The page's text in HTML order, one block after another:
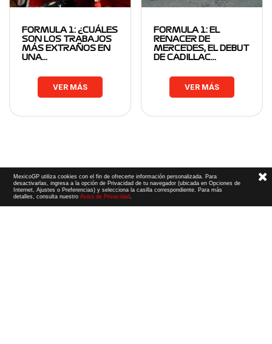
FORMULA 1: ¿CUÁLES
SON LOS TRABAJOS
MÁS EXTRAÑOS EN
UNA…
VER MÁS
FORMULA 1: EL
RENACER DE
MERCEDES, EL DEBUT
DE CADILLAC…
VER MÁS
MexicoGP utiliza cookies con el fin de ofrecerte información personalizada. Para
desactivarlas, ingresa a la opción de Privacidad de tu navegador (ubicada en Opciones de
Internet, Ajustes o Preferencias) y selecciona la casilla correspondiente. Para más
detalles, consulta nuestroAviso de Privacidad.